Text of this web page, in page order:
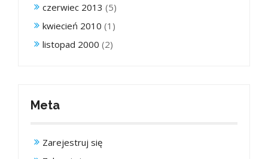
czerwiec 2013 (5)
kwiecień 2010 (1)
listopad 2000 (2)
Meta
Zarejestruj się